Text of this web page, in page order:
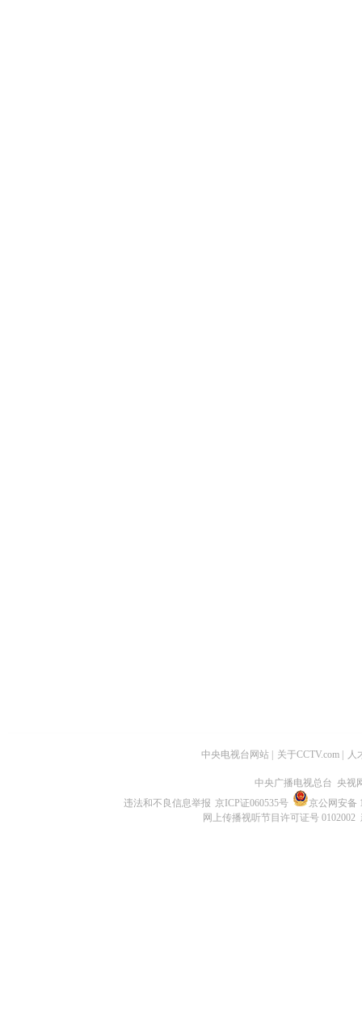
中央电视台网站 关于CCTV.com 人
中央广播电视总台 央视
违法和不良信息举报 京ICP证060535号
京公网安备
网上传播视听节目许可证号 0102002